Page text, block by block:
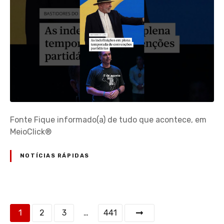
Fonte Fique informado(a) de tudo que acontece, em
MeioClick®
NOTÍCIAS RÁPIDAS
N1 2 3 … 441